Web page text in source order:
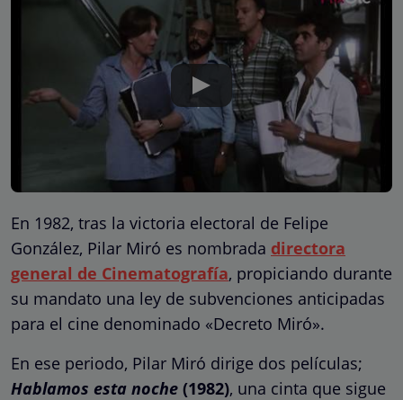
En 1982, tras la victoria electoral de Felipe
González, Pilar Miró es nombrada directora
general de Cinematografía, propiciando durante
su mandato una ley de subvenciones anticipadas
para el cine denominado «Decreto Miró».
En ese periodo, Pilar Miró dirige dos películas;
Hablamos esta noche (1982), una cinta que sigue